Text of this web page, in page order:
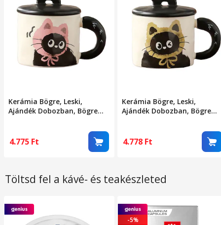
Kerámia Bögre, Leski,
Ajándék Dobozban, Bögre
Design Bögre 3D Figurás
Tetővel, 9.5 x 8 x 8 cm, 360
ml, Bézs, Rózsaszín Fekete
4.775 Ft
Kerámia Bögre, Leski,
Ajándék Dobozban, Bögre
Design Bögre 3D Figurás
Tetővel, 9.5 x 8 x 8 cm, 360
4.778 Ft
Töltsd fel a kávé- és teakészleted
-5%